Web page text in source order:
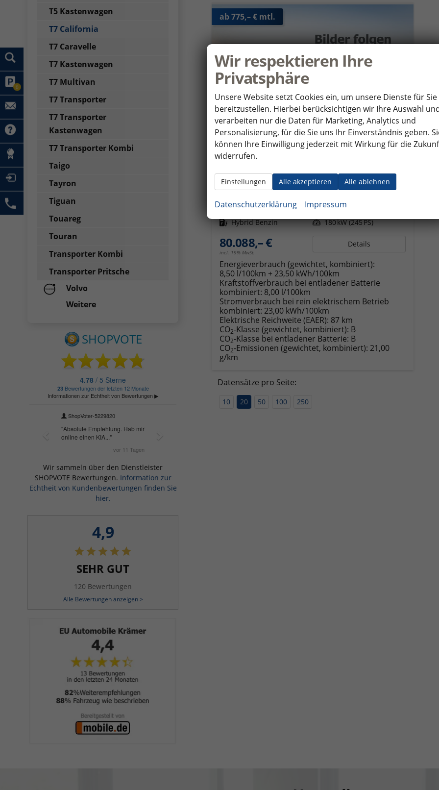
0
ab 775,– € mtl.
Volkswagen T7 California
unverbindliche Lieferzeit:4 Monate Neuwagen
Fahrzeugnr. 359214 Getriebe
Kraftstoff Hybrid Benzin Leistung 180 kW (245 PS)
80.088,– €
incl. 19% MwSt.
Details
Energieverbrauch (gewichtet, kombiniert):
8,50 l/100km + 23,50 kWh/100km
Kraftstoffverbrauch bei entladener Batterie
kombiniert: 8,00 l/100km
Stromverbrauch bei rein elektrischem Betrieb
kombiniert: 23,00 kWh/100km
Elektrische Reichweite (EAER): 87 km
CO2-Klasse (gewichtet, kombiniert): B
CO2-Klasse bei entladener Batterie: B
CO2-Emissionen (gewichtet, kombiniert): 21,00
g/km
Datensätze pro Seite:
10 20 50 100 250
T5 Kastenwagen
T7 California
T7 Caravelle
T7 Kastenwagen
T7 Multivan
T7 Transporter
T7 Transporter
Kastenwagen
T7 Transporter Kombi
Taigo
Tayron
Tiguan
Touareg
Touran
Transporter Kombi
Transporter Pritsche
Volvo
Weitere
Wir sammeln über den Dienstleister
SHOPVOTE Bewertungen. Information zur
Echtheit von Kundenbewertungen finden Sie
hier.
4,9
SEHR GUT
120 Bewertungen
Alle Bewertungen anzeigen >
Wir respektieren Ihre
Privatsphäre
Unsere Website setzt Cookies ein, um unsere Dienste für Sie
bereitzustellen. Hierbei berücksichtigen wir Ihre Auswahl
verarbeiten nur die Daten für Marketing, Analytics und
Personalisierung, für die Sie uns Ihr Einverständnis geben.
können Ihre Einwilligung jederzeit mit Wirkung für die
widerrufen.
Alle akzeptieren Alle ablehnen
Einstellungen
Datenschutzerklärung Impressum